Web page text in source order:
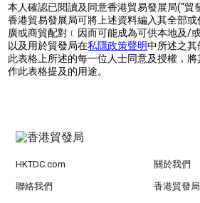
本人確認已閱讀及同意香港貿易發展局(“貿
香港貿易發展局可將上述資料編入其全部
廣或商貿配對﹝因而可能成為可供本地及/
以及用於貿發局在私隱政策聲明中所述之
此表格上所述的每一位人士同意及授權，
作此表格提及的用途。
HKTDC.com 關於我們
聯絡我們 香港貿發